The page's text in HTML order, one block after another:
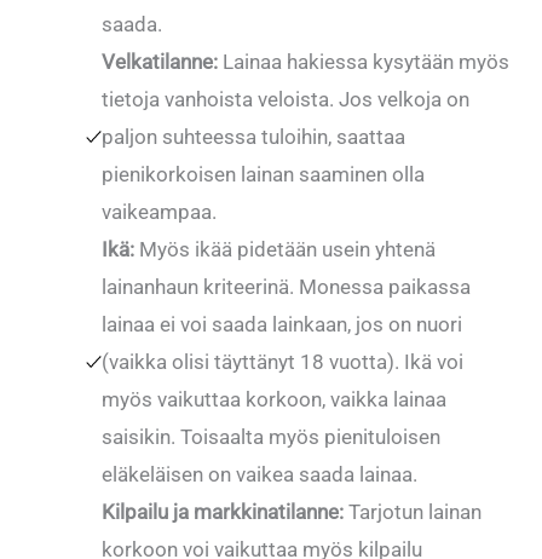
saada.
Velkatilanne: Lainaa hakiessa kysytään myös
tietoja vanhoista veloista. Jos velkoja on
paljon suhteessa tuloihin, saattaa
pienikorkoisen lainan saaminen olla
vaikeampaa.
Ikä: Myös ikää pidetään usein yhtenä
lainanhaun kriteerinä. Monessa paikassa
lainaa ei voi saada lainkaan, jos on nuori
(vaikka olisi täyttänyt 18 vuotta). Ikä voi
myös vaikuttaa korkoon, vaikka lainaa
saisikin. Toisaalta myös pienituloisen
eläkeläisen on vaikea saada lainaa.
Kilpailu ja markkinatilanne:Tarjotun lainan
korkoon voi vaikuttaa myös kilpailu